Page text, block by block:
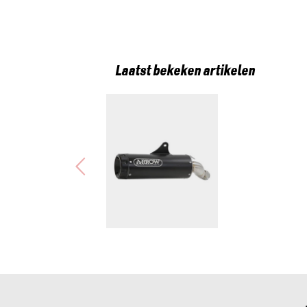
Laatst bekeken artikelen